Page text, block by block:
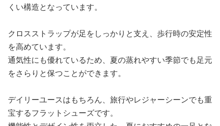
くい構造となっています。
クロスストラップが足をしっかりと支え、歩行時の安定性
を高めています。
通気性にも優れているため、夏の蒸れやすい季節でも足元
をさらりと保つことができます。
デイリーユースはもちろん、旅行やレジャーシーンでも重
宝するフラットシューズです。